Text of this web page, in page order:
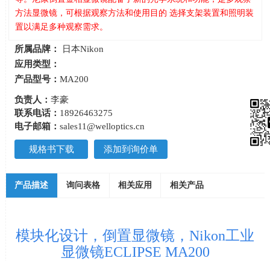
方法显微镜，可根据观察方法和使用目的 选择支架装置和照明装
置以满足多种观察需求。
所属品牌：
日本Nikon
应用类型：
产品型号：MA200
负责人：李豪
联系电话： 18926463275
电子邮箱：sales11@welloptics.cn
规格书下载 添加到询价单
产品描述 询问表格 相关应用 相关产品
模块化设计，倒置显微镜，Nikon工业
显微镜ECLIPSE MA200